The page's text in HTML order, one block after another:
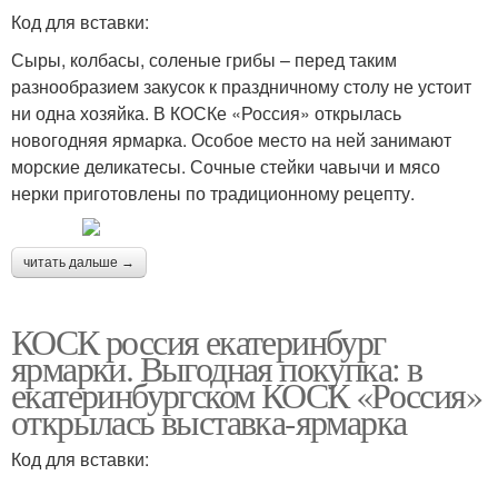
Код для вставки:
Сыры, колбасы, соленые грибы – перед таким
разнообразием закусок к праздничному столу не устоит
ни одна хозяйка. В КОСКе «Россия» открылась
новогодняя ярмарка. Особое место на ней занимают
морские деликатесы. Сочные стейки чавычи и мясо
нерки приготовлены по традиционному рецепту.
читать дальше →
КОСК россия екатеринбург
ярмарки. Выгодная покупка: в
екатеринбургском КОСК «Россия»
открылась выставка-ярмарка
Код для вставки: